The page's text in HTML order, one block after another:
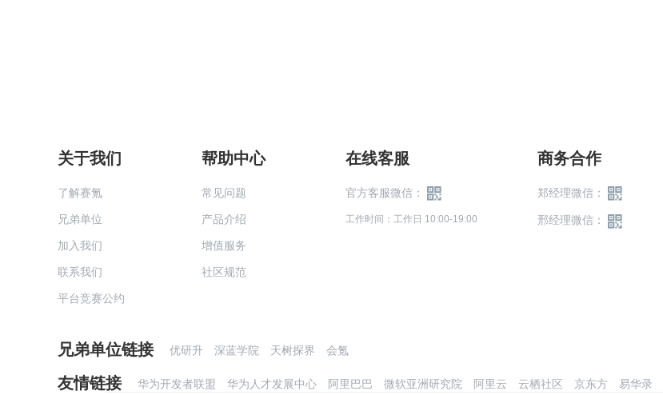
关于我们
了解赛氪
兄弟单位
加入我们
联系我们
平台竞赛公约
帮助中心
常见问题
产品介绍
增值服务
社区规范
在线客服
官方客服微信：
工作时间：工作日 10:00-19:00
商务合作
郑经理微信：
邢经理微信：
兄弟单位链接 优研升 深蓝学院 天树探界 会氪
友情链接 华为开发者联盟 华为人才发展中心 阿里巴巴 微软亚洲研究院 阿里云 云栖社区 京东方 易华录